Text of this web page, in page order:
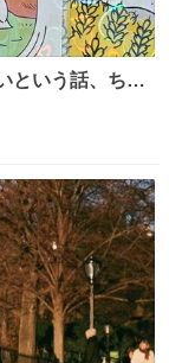
という話、ちい
りは性別を意識
徹底している